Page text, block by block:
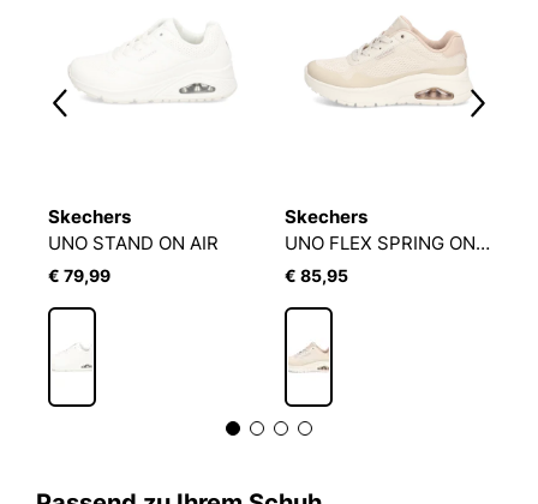
Skechers
UNO STAND ON AIR
€ 79,99
Skechers
UNO FLEX SPRING ON AIR
€ 85,95